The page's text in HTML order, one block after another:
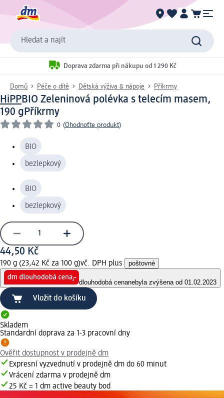
Hledat a najít
Doprava zdarma při nákupu od 1 290 Kč
Domů Péče o dítě Dětská výživa & nápoje Příkrmy
HiPPBIO Zeleninová polévka s telecím masem,
190 gPříkrmy
0 (Ohodnoťte produkt)
BIO
bezlepkový
BIO
bezlepkový
44,50 Kč
190 g (23,42 Kč za 100 g)vč. DPH plus poštovné
dlouhodobá cenanebyla zvýšena od 01.02.2023
Vložit do košíku
Skladem
Standardní doprava za 1-3 pracovní dny
Ověřit dostupnost v prodejně dm
Expresní vyzvednutí v prodejně dm do 60 minut
Vrácení zdarma v prodejně dm
25 Kč = 1 dm active beauty bod